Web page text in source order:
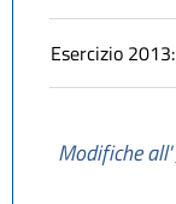
Esercizio 2013:
Modifiche all'